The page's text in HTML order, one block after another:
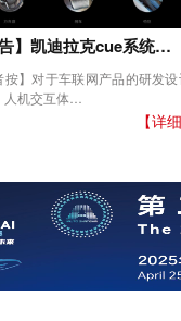
告】凯迪拉克cue系统…
按】对于车联网产品的研发
机交互体…
【详